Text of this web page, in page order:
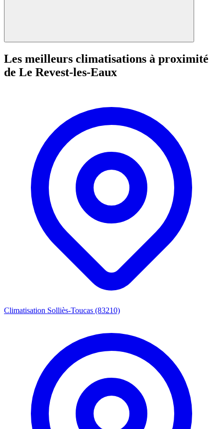
Les meilleurs climatisations à proximité
de Le Revest-les-Eaux
Climatisation Solliès-Toucas (83210)